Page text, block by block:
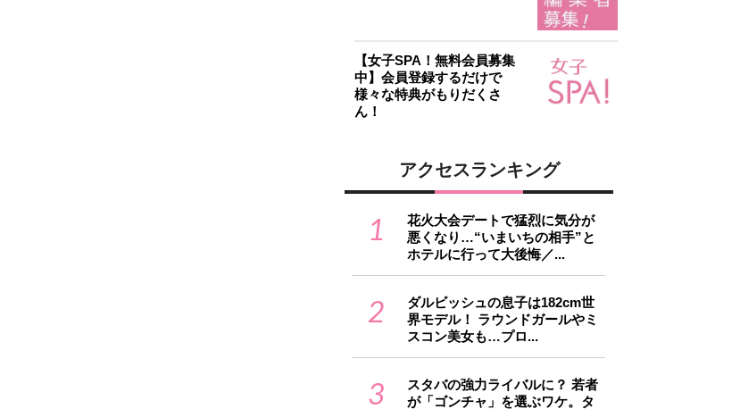
【女子SPA！無料会員募集
中】会員登録するだけで
様々な特典がもりだくさ
ん！
アクセスランキング
1
花火大会デートで猛烈に気分が
悪くなり…“いまいちの相手”と
ホテルに行って大後悔／...
2
ダルビッシュの息子は182cm世
界モデル！ ラウンドガールやミ
スコン美女も…プロ...
3
スタバの強力ライバルに？ 若者
が「ゴンチャ」を選ぶワケ。タ